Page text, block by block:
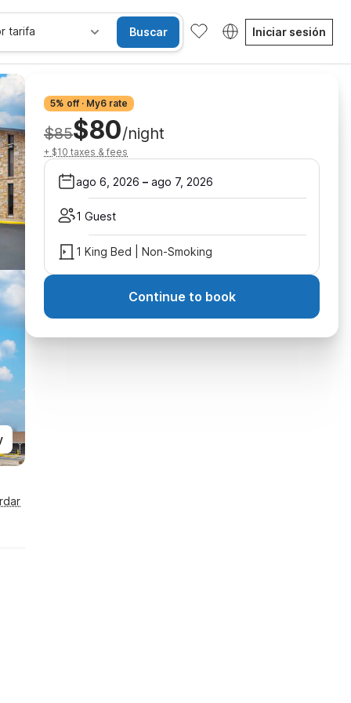
tarifa Buscar Iniciar sesión
5% off · My6 rate
$85$80/night
+ $10 taxes & fees
ago 6, 2026 – ago 7, 2026
1 Guest
1 King Bed | Non-Smoking
Continue to book